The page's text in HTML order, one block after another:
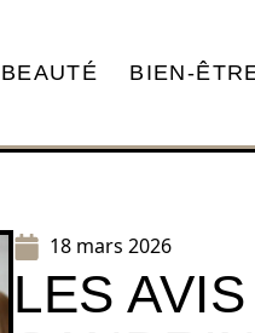
BEAUTÉ BIEN-
18 mars 2026
LES